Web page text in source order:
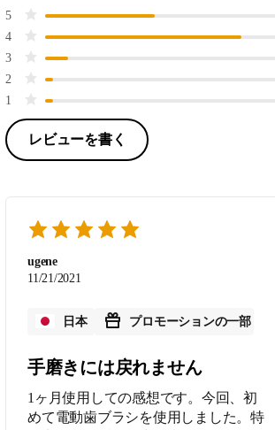
5
4
3
2
1
レビューを書く
ugene
11/21/2021
日本 プロモーションの一部
手磨きには戻れません
1ヶ月使用しての感想です。今回、初
めて電動歯ブラシを使用しました。特